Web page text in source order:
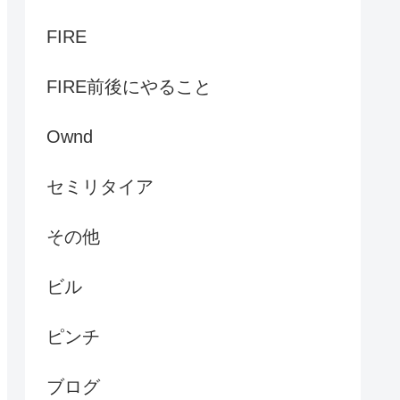
FIRE
FIRE前後にやること
Ownd
セミリタイア
その他
ビル
ピンチ
ブログ